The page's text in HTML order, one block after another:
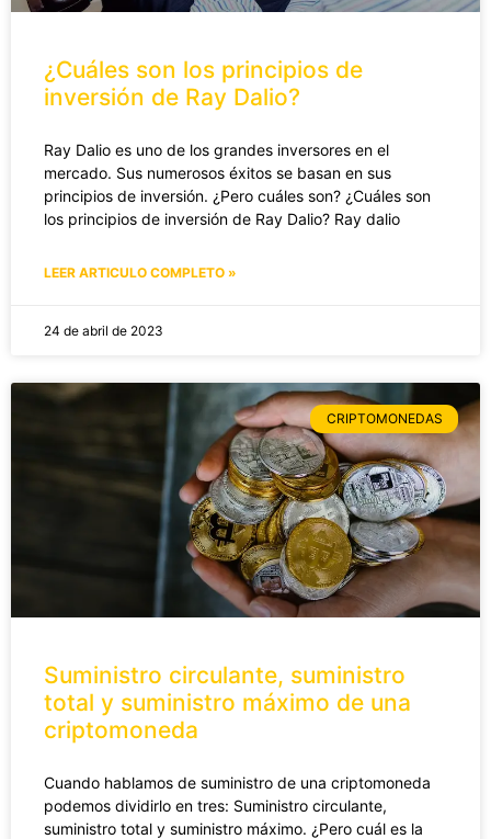
¿Cuáles son los principios de
inversión de Ray Dalio?
Ray Dalio es uno de los grandes inversores en el
mercado. Sus numerosos éxitos se basan en sus
principios de inversión. ¿Pero cuáles son? ¿Cuáles son
los principios de inversión de Ray Dalio? Ray dalio
LEER ARTICULO COMPLETO »
24 de abril de 2023
CRIPTOMONEDAS
Suministro circulante, suministro
total y suministro máximo de una
criptomoneda
Cuando hablamos de suministro de una criptomoneda
podemos dividirlo en tres: Suministro circulante,
suministro total y suministro máximo. ¿Pero cuál es la